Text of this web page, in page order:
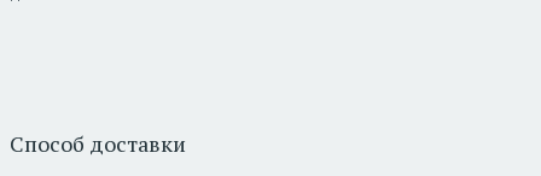
Способ доставки